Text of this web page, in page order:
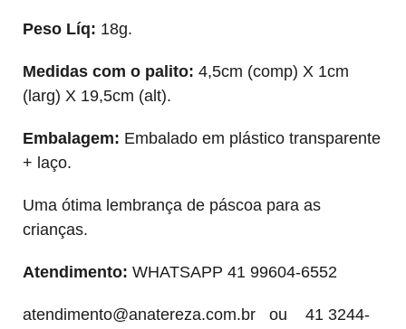
Peso Líq: 18g.
Medidas com o palito: 4,5cm (comp) X 1cm
(larg) X 19,5cm (alt).
Embalagem: Embalado em plástico transparente
+ laço.
Uma ótima lembrança de páscoa para as
crianças.
Atendimento: WHATSAPP 41 99604-6552
atendimento@anatereza.com.br ou 41 3244-